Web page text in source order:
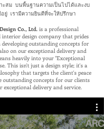
ะสม บนพื้นฐานความเป็นไปได้และงบ
ยู่ เรามีความยินดีที่จะให้ปรึกษา
Co., Ltd. is a professional
interior design company that prides
outstanding concepts for
on our exceptional delivery and
heavily into your "Exceptional
This isn't just a design style; it's a
that targets the client's peace
outstanding concepts for our clients
exceptional delivery and service.